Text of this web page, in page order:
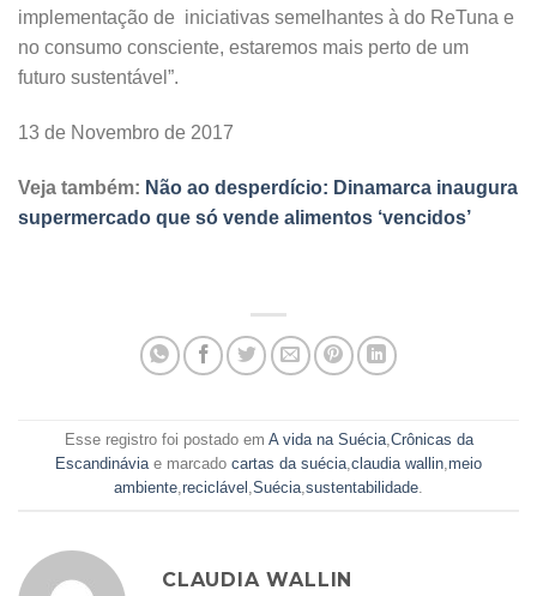
implementação de iniciativas semelhantes à do ReTuna e
no consumo consciente, estaremos mais perto de um
futuro sustentável”.
13 de Novembro de 2017
Veja também: Não ao desperdício: Dinamarca inaugura
supermercado que só vende alimentos ‘vencidos’
Esse registro foi postado em A vida na Suécia,Crônicas da
Escandináviae marcado cartas da suécia,claudia wallin,meio
ambiente,reciclável ,Suécia,sustentabilidade.
CLAUDIA WALLIN